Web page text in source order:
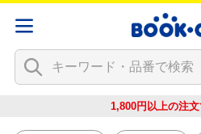
1,800円以上の注文